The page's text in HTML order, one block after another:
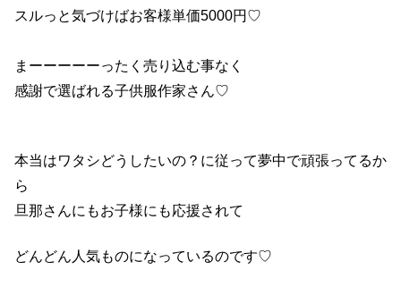
スルっと気づけばお客様単価5000円♡
まーーーーーったく売り込む事なく
感謝で選ばれる子供服作家さん♡
本当はワタシどうしたいの？に従って夢中で頑張ってるか
ら
旦那さんにもお子様にも応援されて
どんどん人気ものになっているのです♡